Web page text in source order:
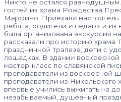
Никто не остался
гостей из храма Рождества
Марфино. Приехали настоятель
ребята, родители и педагоги
была организована экскурсия
рассказали про историю храма.
праздничной трапезе, дети с
лошадках. В здании
мастер-класс по славянской
преподаватели из воскресной
преподаватели из Никольского
впервые учились выжигать на
незабываемый, душевный